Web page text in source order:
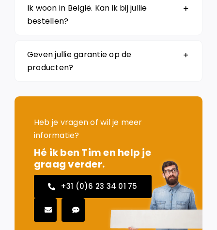
Ik woon in België. Kan ik bij jullie
bestellen?
Geven jullie garantie op de
producten?
Heb je vragen of wil je meer
informatie?
Hé ik ben Tim en help je
graag verder.
+31 (0)6 23 34 01 75